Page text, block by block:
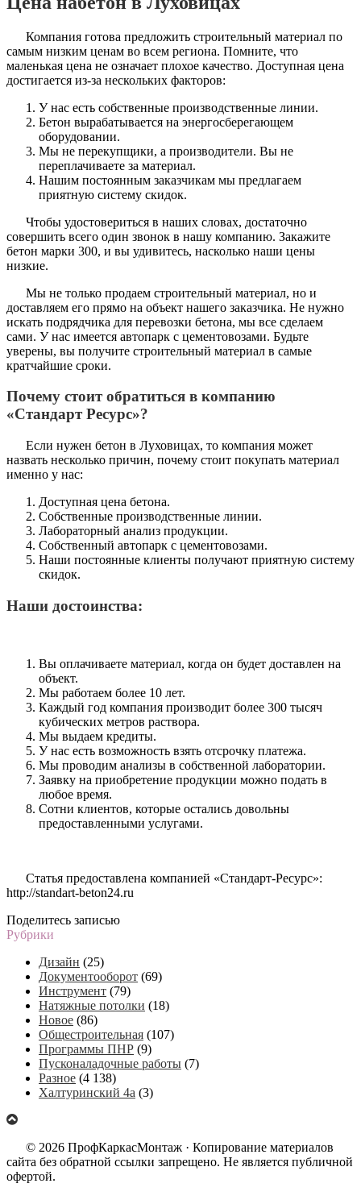
Компания готова предложить строительный материал по
самым низким ценам во всем региона. Помните, что
маленькая цена не означает плохое качество. Доступная цена
достигается из-за нескольких факторов:
У нас есть собственные производственные линии.
Бетон вырабатывается на энергосберегающем
оборудовании.
Мы не перекупщики, а производители. Вы не
переплачиваете за материал.
Нашим постоянным заказчикам мы предлагаем
приятную систему скидок.
Чтобы удостовериться в наших словах, достаточно
совершить всего один звонок в нашу компанию. Закажите
бетон марки 300, и вы удивитесь, насколько наши цены
низкие.
Мы не только продаем строительный материал, но и
доставляем его прямо на объект нашего заказчика. Не нужно
искать подрядчика для перевозки бетона, мы все сделаем
сами. У нас имеется автопарк с цементовозами. Будьте
уверены, вы получите строительный материал в самые
кратчайшие сроки.
Почему стоит обратиться в компанию
«Стандарт Ресурс»?
Если нужен бетон в Луховицах, то компания может
назвать несколько причин, почему стоит покупать материал
именно у нас:
Доступная цена бетона.
Собственные производственные линии.
Лабораторный анализ продукции.
Собственный автопарк с цементовозами.
Наши постоянные клиенты получают приятную систему
скидок.
Наши достоинства:
Вы оплачиваете материал, когда он будет доставлен на
объект.
Мы работаем более 10 лет.
Каждый год компания производит более 300 тысяч
кубических метров раствора.
Мы выдаем кредиты.
У нас есть возможность взять отсрочку платежа.
Мы проводим анализы в собственной лаборатории.
Заявку на приобретение продукции можно подать в
любое время.
Сотни клиентов, которые остались довольны
предоставленными услугами.
Статья предоставлена компанией «Стандарт-Ресурс»:
http://standart-beton24.ru
Поделитесь записью
Рубрики
Дизайн (25)
Документооборот (69)
Инструмент (79)
Натяжные потолки (18)
Новое (86)
Общестроительная (107)
Программы ПНР (9)
Пусконаладочные работы (7)
Разное (4 138)
Халтуринский 4а (3)
© 2026 ПрофКаркасМонтаж · Копирование материалов
сайта без обратной ссылки запрещено. Не является публичной
офертой.